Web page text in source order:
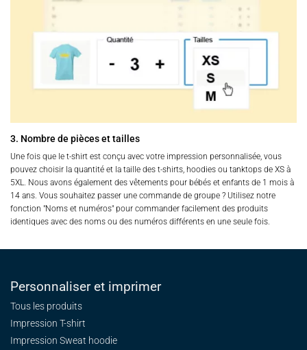
3. Nombre de pièces et tailles
Une fois que le t-shirt est conçu avec votre impression personnalisée, vous
pouvez choisir la quantité et la taille des t-shirts, hoodies ou tanktops de XS à
5XL. Nous avons également des vêtements pour bébés et enfants de 1 mois à
14 ans. Vous souhaitez passer une commande de groupe ? Utilisez notre
fonction "Noms et numéros" pour commander facilement des produits
identiques avec des noms ou des numéros différents en une seule fois.
Personnaliser et imprimer
Tous les produits
Impression T-shirt
Impression Sweat hoodie